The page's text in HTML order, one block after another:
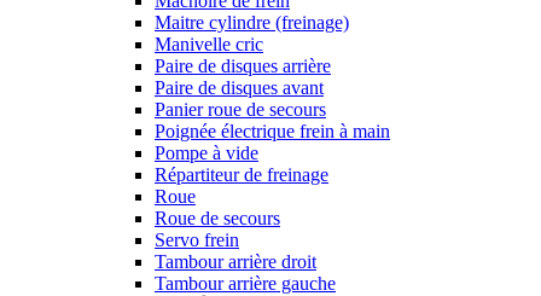
Maitre cylindre (freinage)
Manivelle cric
Paire de disques arrière
Paire de disques avant
Panier roue de secours
Poignée électrique frein à main
Pompe à vide
Répartiteur de freinage
Roue
Roue de secours
Servo frein
Tambour arrière droit
Tambour arrière gauche